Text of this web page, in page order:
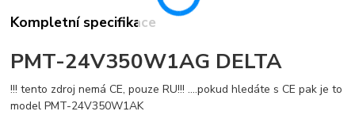
Kompletní specifikace
PMT-24V350W1AG DELTA
!!! tento zdroj nemá CE, pouze RU!!! ....pokud hledáte s CE pak je to
model PMT-24V350W1AK